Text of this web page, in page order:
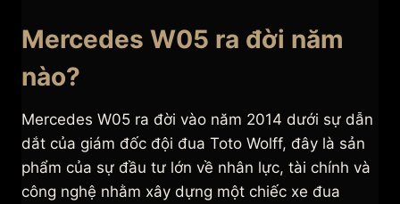
Mercedes W05 ra đời năm
nào?
Mercedes W05 ra đời vào năm 2014 dưới sự dẫn
dắt của giám đốc đội đua Toto Wolff, đây là sản
phẩm của sự đầu tư lớn về nhân lực, tài chính và
công nghệ nhằm xây dựng một chiếc xe đua